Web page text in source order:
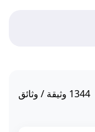
1344 وثيقة / وثائق